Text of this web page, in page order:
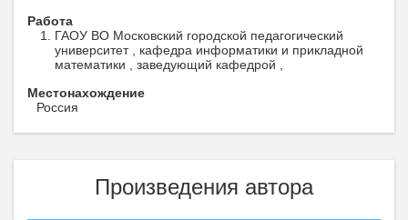
Работа
ГАОУ ВО Московский городской педагогический
университет , кафедра информатики и прикладной
математики , заведующий кафедрой ,
Местонахождение
Россия
Произведения автора